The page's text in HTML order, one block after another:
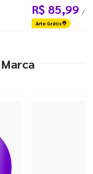
R$ 85,99 / 1
Arte Grátis